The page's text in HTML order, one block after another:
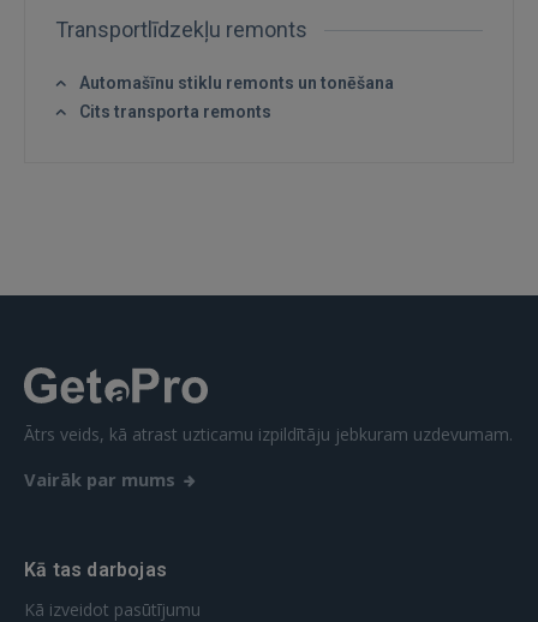
 Sign in with Apple
Transportlīdzekļu remonts
Automašīnu stiklu remonts un tonēšana
Cits transporta remonts
Ātrs veids, kā atrast uzticamu izpildītāju jebkuram uzdevumam.
Vairāk par mums
Kā tas darbojas
Kā izveidot pasūtījumu